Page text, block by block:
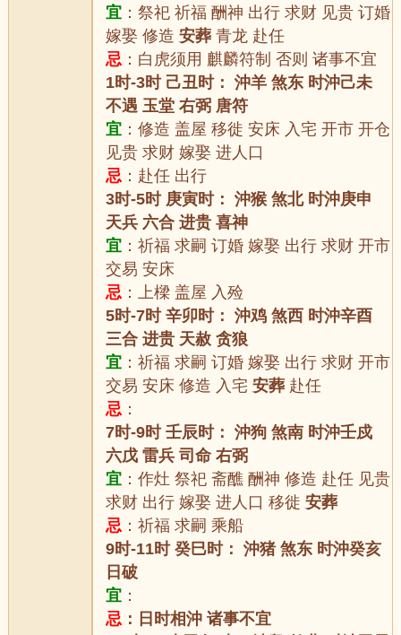
宜 ：祭祀 祈福 酬神 出行 求财 见贵 订婚
嫁娶 修造安葬 青龙 赴任
忌 ：白虎须用 麒麟符制 否则 诸事不宜
1时-3时 己丑时： 沖羊 煞东 时沖己未
不遇 玉堂 右弼 唐符
宜 ：修造 盖屋 移徙 安床 入宅 开市 开仓
见贵 求财 嫁娶 进人口
忌 ：赴任 出行
3时-5时 庚寅时： 沖猴 煞北 时沖庚申
天兵 六合 进贵 喜神
宜 ：祈福 求嗣 订婚 嫁娶 出行 求财 开市
交易 安床
忌 ：上樑 盖屋 入殓
5时-7时 辛卯时： 沖鸡 煞西 时沖辛酉
三合 进贵 天赦 贪狼
宜 ：祈福 求嗣 订婚 嫁娶 出行 求财 开市
交易 安床 修造 入宅安葬 赴任
忌 ：
7时-9时 壬辰时： 沖狗 煞南 时沖壬戍
六戊 雷兵 司命 右弼
宜 ：作灶 祭祀 斋醮 酬神 修造 赴任 见贵
求财 出行 嫁娶 进人口 移徙安葬
忌 ：祈福 求嗣 乘船
9时-11时 癸巳时： 沖猪 煞东 时沖癸亥
日破
宜 ：
忌 ：日时相沖 诸事不宜